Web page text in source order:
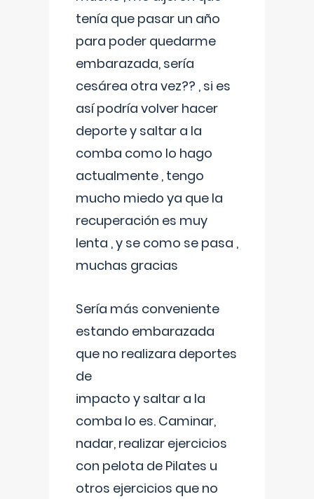
tenía que pasar un año
para poder quedarme
embarazada, sería
cesárea otra vez?? , si es
así podría volver hacer
deporte y saltar a la
comba como lo hago
actualmente , tengo
mucho miedo ya que la
recuperación es muy
lenta , y se como se pasa ,
muchas gracias
Sería más conveniente
estando embarazada
que no realizara deportes
de
impacto y saltar a la
comba lo es. Caminar,
nadar, realizar ejercicios
con pelota de Pilates u
otros ejercicios que no